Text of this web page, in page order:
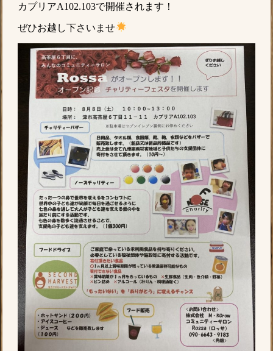
カプリアA102.103で開催されます！
ぜひお越し下さいませ